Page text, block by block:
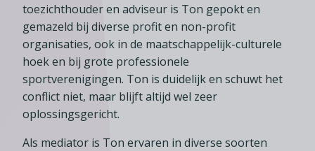
toezichthouder en adviseur is Ton gepokt en
gemazeld bij diverse profit en non-profit
organisaties, ook in de maatschappelijk-culturele
hoek en bij grote professionele
sportverenigingen. Ton is duidelijk en schuwt het
conflict niet, maar blijft altijd wel zeer
oplossingsgericht.
Als mediator is Ton ervaren in diverse soorten